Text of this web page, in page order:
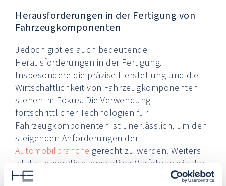
Herausforderungen in der Fertigung von
Fahrzeugkomponenten
Jedoch gibt es auch bedeutende
Herausforderungen in der Fertigung.
Insbesondere die präzise Herstellung und die
Wirtschaftlichkeit von Fahrzeugkomponenten
stehen im Fokus. Die Verwendung
fortschrittlicher Technologien für
Fahrzeugkomponenten ist unerlässlich, um den
steigenden Anforderungen der
Automobilbranche gerecht zu werden. Weiters
ist die Integration innovativer Verfahren wie der
additiven Fertigung, auch bekannt als 3D-Druck,